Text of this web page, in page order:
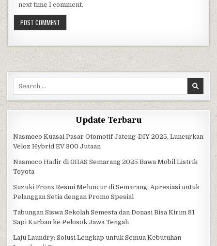
next time I comment.
Update Terbaru
Nasmoco Kuasai Pasar Otomotif Jateng-DIY 2025, Luncurkan
Veloz Hybrid EV 300 Jutaan
Nasmoco Hadir di GIIAS Semarang 2025 Bawa Mobil Listrik
Toyota
Suzuki Fronx Resmi Meluncur di Semarang: Apresiasi untuk
Pelanggan Setia dengan Promo Spesial
Tabungan Siswa Sekolah Semesta dan Donasi Bisa Kirim 81
Sapi Kurban ke Pelosok Jawa Tengah
Laju Laundry: Solusi Lengkap untuk Semua Kebutuhan